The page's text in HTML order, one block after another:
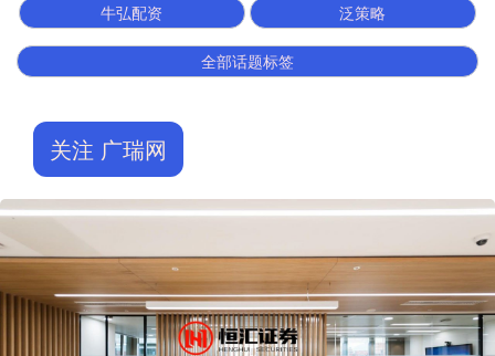
牛弘配资 泛策略
全部话题标签
关注 广瑞网